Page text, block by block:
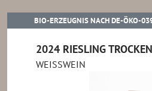
BIO-ERZEUGNIS NACH DE-ÖKO-
2024 RIESLING TROCKEN
WEISSWEIN